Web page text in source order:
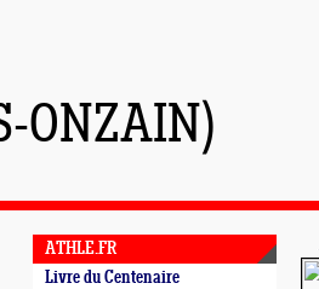
ONZAIN)
ATHLE.FR
Livre du Centenaire